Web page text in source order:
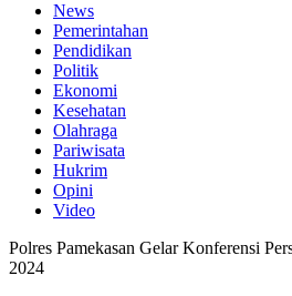
News
Pemerintahan
Pendidikan
Politik
Ekonomi
Kesehatan
Olahraga
Pariwisata
Hukrim
Opini
Video
Polres Pamekasan Gelar Konferensi
2024